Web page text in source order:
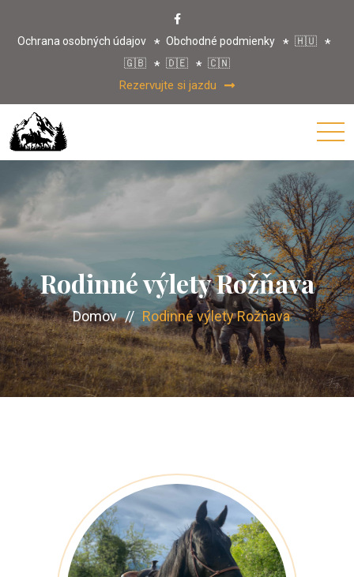
Ochrana osobných údajov Obchodné podmienky
🇭🇺
🇬🇧
🇩🇪 🇨🇳
Rezervujte si jazdu
Rodinné výlety Rožňava
Domov // Rodinné výlety Rožňava